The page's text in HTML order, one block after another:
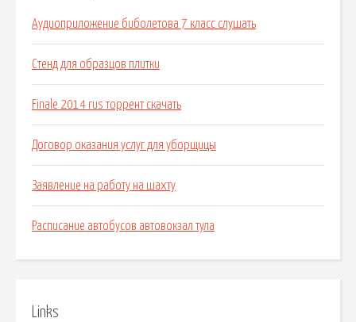
Аудиоприложение биболетова 7 класс слушать
Стенд для образцов плитки
Finale 2014 rus торрент скачать
Договор оказания услуг для уборщицы
Заявление на работу на шахту
Расписание автобусов автовокзал тула
Links